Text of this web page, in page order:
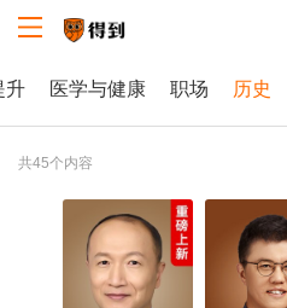
升 医学与健康 职场 历史
共45个内容